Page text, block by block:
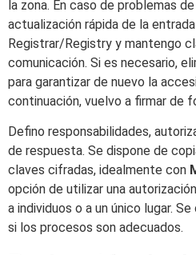
la zona. En caso de problemas
actualización rápida de la
Registrar/Registry y mantengo
comunicación. Si es necesario,
para garantizar de nuevo la
continuación, vuelvo a firmar de
Defino responsabilidades,
de respuesta. Se dispone de
claves cifradas, idealmente con
opción de utilizar una
a individuos o a un único lugar.
si los procesos son adecuados.